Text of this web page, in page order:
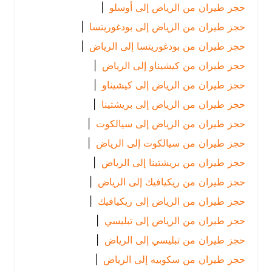
حجز طيران من الرياض إلى أوسلو
|
حجز طيران من الرياض إلى بودغوريتسا
|
حجز طيران من بودغوريتسا إلى الرياض
|
حجز طيران من كيشيناو إلى الرياض
|
حجز طيران من الرياض إلى كيشيناو |
حجز طيران من الرياض إلى بريشتينا |
حجز طيران من الرياض إلى سيالكوت |
حجز طيران من سيالكوت إلى الرياض
|
حجز طيران من بريشتينا إلى الرياض
|
حجز طيران من ريكيافيك إلى الرياض
|
حجز طيران من الرياض إلى ريكيافيك |
حجز طيران من الرياض إلى تبليسي |
حجز طيران من تبليسي إلى الرياض
|
حجز طيران من سكوبيه إلى الرياض
|